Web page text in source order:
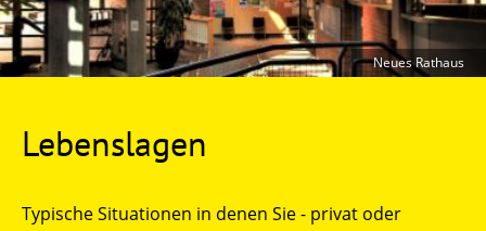
Lebenslagen
Typische Situationen in denen Sie - privat oder
Neues Rathaus